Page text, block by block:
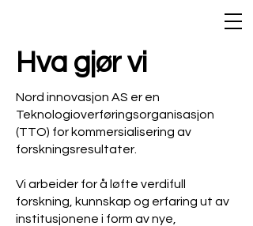
Hva gjør vi
Nord innovasjon AS er en
Teknologioverføringsorganisasjon
(TTO) for kommersialisering av
forskningsresultater.
Vi arbeider for å løfte verdifull
forskning, kunnskap og erfaring ut av
institusjonene i form av nye,